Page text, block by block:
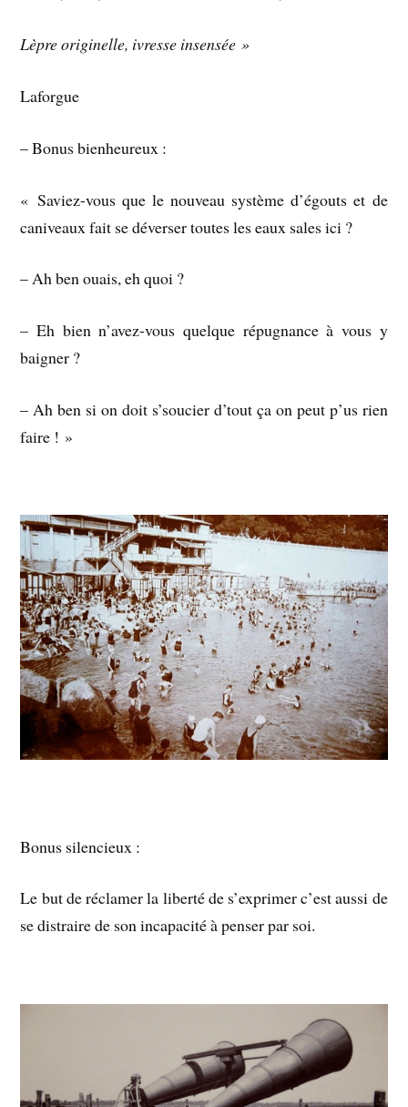
Lèpre originelle, ivresse insensée »
Laforgue
– Bonus bienheureux :
« Saviez-vous que le nouveau système d’égouts et de
caniveaux fait se déverser toutes les eaux sales ici ?
– Ah ben ouais, eh quoi ?
– Eh bien n’avez-vous quelque répugnance à vous y
baigner ?
– Ah ben si on doit s’soucier d’tout ça on peut p’us rien
faire ! »
Bonus silencieux :
Le but de réclamer la liberté de s’exprimer c’est aussi de
se distraire de son incapacité à penser par soi.